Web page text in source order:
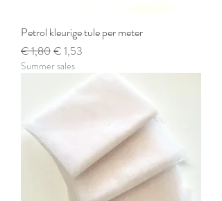
Petrol kleurige tule per meter
Normale prijs
€ 1,80Verkoopprijs
€ 1,53
Summer sales